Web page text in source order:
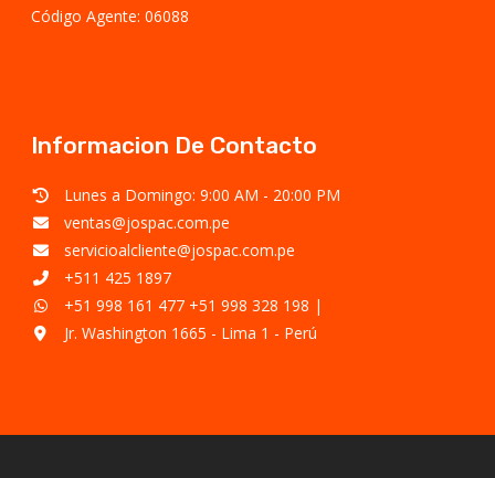
Código Agente: 06088
Informacion De Contacto
Lunes a Domingo: 9:00 AM - 20:00 PM
ventas@jospac.com.pe
servicioalcliente@jospac.com.pe
+511 425 1897
+51 998 161 477 +51 998 328 198 |
Jr. Washington 1665 - Lima 1 - Perú